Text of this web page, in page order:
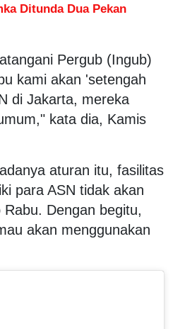
Ditunda Dua Pekan
Pergub (Ingub)
kami akan 'setengah
di Jakarta, mereka
kata dia, Kamis
aturan itu, fasilitas
para ASN tidak akan
Dengan begitu,
akan menggunakan